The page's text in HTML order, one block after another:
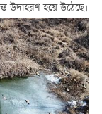
উদাহরণ হয়ে উঠেছে।